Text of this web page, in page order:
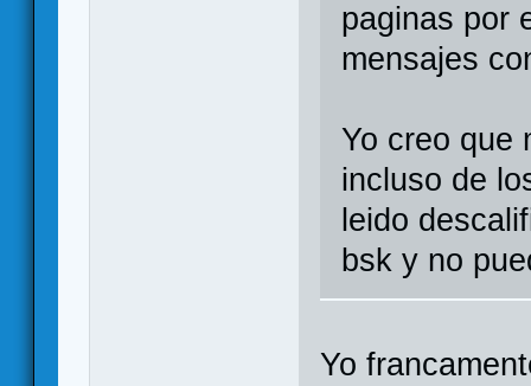
paginas por
mensajes
Yo creo que
incluso de
leido
bsk y no
Yo